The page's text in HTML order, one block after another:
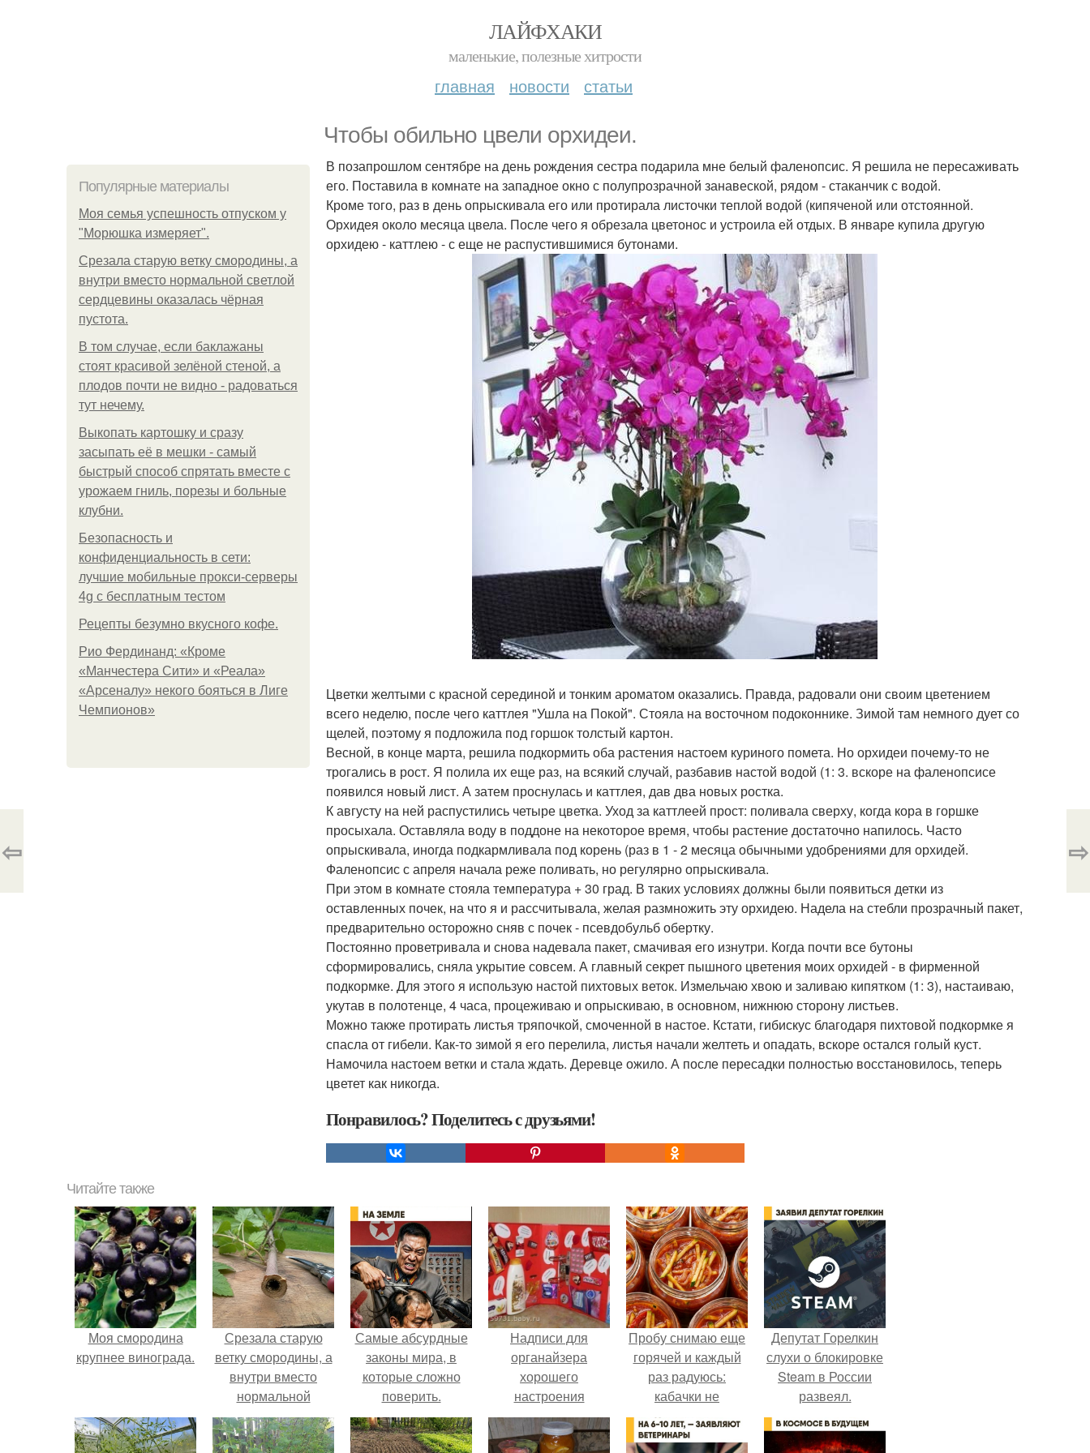
ЛАЙФХАКИ
маленькие, полезные хитрости
главная новости статьи
Чтобы обильно цвели орхидеи.
Популярные материалы
Моя семья успешность отпуском у
"Морюшка измеряет".
Срезала старую ветку смородины, а
внутри вместо нормальной светлой
сердцевины оказалась чёрная
пустота.
В том случае, если баклажаны
стоят красивой зелёной стеной, а
плодов почти не видно - радоваться
тут нечему.
Выкопать картошку и сразу
засыпать её в мешки - самый
быстрый способ спрятать вместе с
урожаем гниль, порезы и больные
клубни.
Безопасность и
конфиденциальность в сети:
лучшие мобильные прокси-серверы
4g с бесплатным тестом
Рецепты безумно вкусного кофе.
Рио Фердинанд: «Кроме
«Манчестера Сити» и «Реала»
«Арсеналу» некого бояться в Лиге
Чемпионов»
В позапрошлом сентябре на день рождения сестра подарила мне белый фаленопсис. Я решила не пересаживать
его. Поставила в комнате на западное окно с полупрозрачной занавеской, рядом - стаканчик с водой.
Кроме того, раз в день опрыскивала его или протирала листочки теплой водой (кипяченой или отстоянной.
Орхидея около месяца цвела. После чего я обрезала цветонос и устроила ей отдых. В январе купила другую
орхидею - каттлею - с еще не распустившимися бутонами.
Цветки желтыми с красной серединой и тонким ароматом оказались. Правда, радовали они своим цветением
всего неделю, после чего каттлея "Ушла на Покой". Стояла на восточном подоконнике. Зимой там немного дует со
щелей, поэтому я подложила под горшок толстый картон.
Весной, в конце марта, решила подкормить оба растения настоем куриного помета. Но орхидеи почему-то не
трогались в рост. Я полила их еще раз, на всякий случай, разбавив настой водой (1: 3. вскоре на фаленопсисе
появился новый лист. А затем проснулась и каттлея, дав два новых ростка.
К августу на ней распустились четыре цветка. Уход за каттлеей прост: поливала сверху, когда кора в горшке
просыхала. Оставляла воду в поддоне на некоторое время, чтобы растение достаточно напилось. Часто
опрыскивала, иногда подкармливала под корень (раз в 1 - 2 месяца обычными удобрениями для орхидей.
Фаленопсис с апреля начала реже поливать, но регулярно опрыскивала.
При этом в комнате стояла температура + 30 град. В таких условиях должны были появиться детки из
оставленных почек, на что я и рассчитывала, желая размножить эту орхидею. Надела на стебли прозрачный пакет,
предварительно осторожно сняв с почек - псевдобульб обертку.
Постоянно проветривала и снова надевала пакет, смачивая его изнутри. Когда почти все бутоны
сформировались, сняла укрытие совсем. А главный секрет пышного цветения моих орхидей - в фирменной
подкормке. Для этого я использую настой пихтовых веток. Измельчаю хвою и заливаю кипятком (1: 3), настаиваю,
укутав в полотенце, 4 часа, процеживаю и опрыскиваю, в основном, нижнюю сторону листьев.
Можно также протирать листья тряпочкой, смоченной в настое. Кстати, гибискус благодаря пихтовой подкормке я
спасла от гибели. Как-то зимой я его перелила, листья начали желтеть и опадать, вскоре остался голый куст.
Намочила настоем ветки и стала ждать. Деревце ожило. А после пересадки полностью восстановилось, теперь
цветет как никогда.
Понравилось? Поделитесь с друзьями!
⇦ ⇨
Читайте также
Моя смородина
крупнее винограда.
Срезала старую
ветку смородины, а
внутри вместо
нормальной
светлой
сердцевины
Самые абсурдные
законы мира, в
которые сложно
поверить.
Надписи для
органайзера
хорошего
настроения
распечатать. Идеи
"Органайзеров
Пробу снимаю еще
горячей и каждый
раз радуюсь:
кабачки не
развариваются, а
соус получается
Депутат Горелкин
слухи о блокировке
Steam в России
развеял.